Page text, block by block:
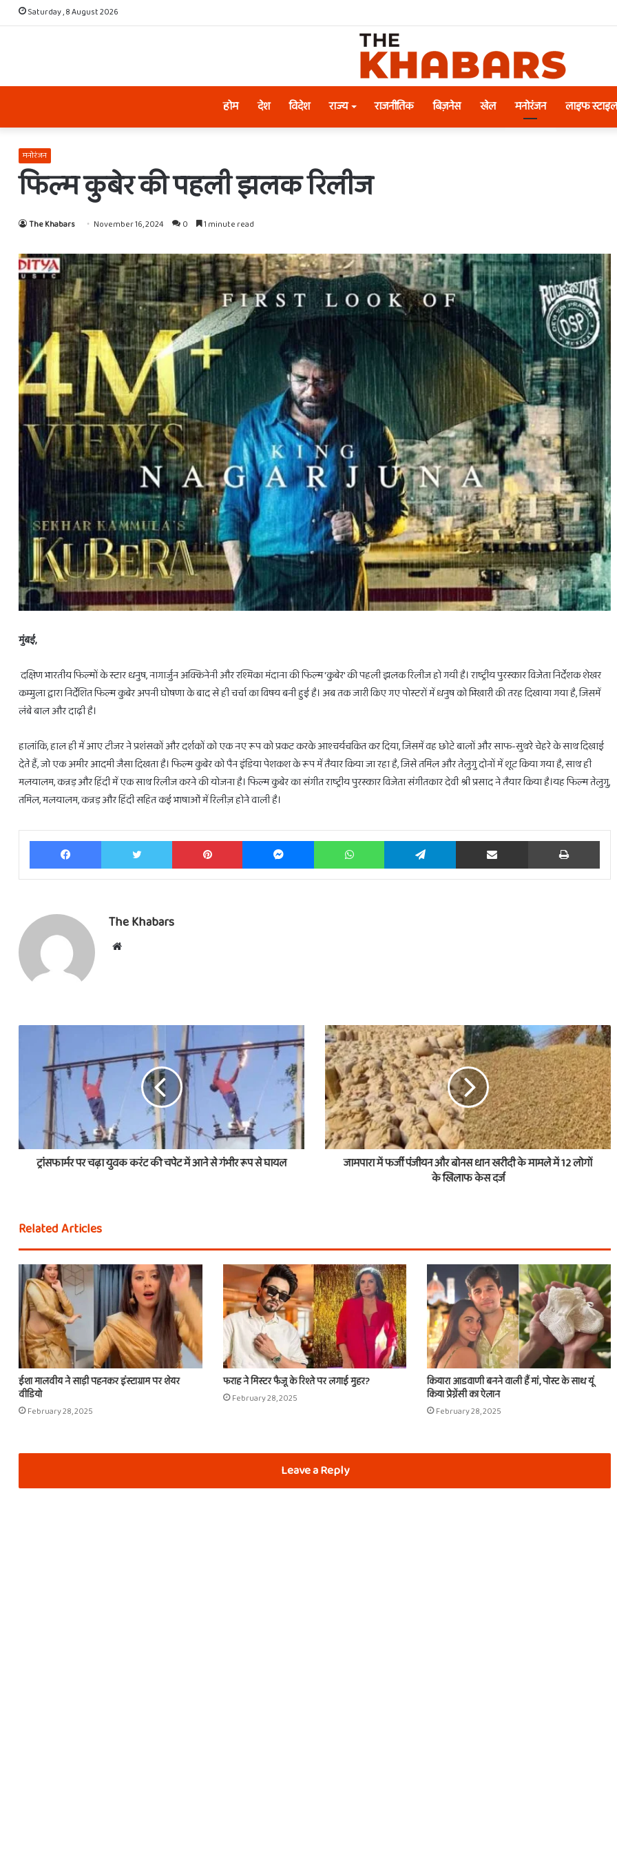
Saturday , 8 August 2026
होम देश विदेश राज्य राजनीतिक बिज़नेस खेल मनोरंजन लाइफ स्टाइल
मनोरंजन
फिल्म कुबेर की पहली झलक रिलीज
The Khabars November 16, 2024 0 1 minute read
मुंबई,
दक्षिण भारतीय फिल्मों के स्टार धनुष, नागार्जुन अक्किनेनी और रश्मिका मंदाना की फिल्म 'कुबेर' की पहली झलक रिलीज हो गयी है। राष्ट्रीय पुरस्कार विजेता निर्देशक शेखर
कम्मुला द्वारा निर्देशित फिल्म कुबेर अपनी घोषणा के बाद से ही चर्चा का विषय बनी हुई है। अब तक जारी किए गए पोस्टरों में धनुष को भिखारी की तरह दिखाया गया है, जिसमें
लंबे बाल और दाढ़ी है।
हालांकि, हाल ही में आए टीजर ने प्रशंसकों और दर्शकों को एक नए रूप को प्रकट करके आश्चर्यचकित कर दिया, जिसमें वह छोटे बालों और साफ-सुथरे चेहरे के साथ दिखाई
देते हैं, जो एक अमीर आदमी जैसा दिखता है। फिल्म कुबेर को पैन इंडिया पेशकश के रूप में तैयार किया जा रहा है, जिसे तमिल और तेलुगु दोनों में शूट किया गया है, साथ ही
मलयालम, कन्नड़ और हिंदी में एक साथ रिलीज करने की योजना है। फिल्म कुबेर का संगीत राष्ट्रीय पुरस्कार विजेता संगीतकार देवी श्री प्रसाद ने तैयार किया है।यह फिल्म तेलुगु,
तमिल, मलयालम, कन्नड़ और हिंदी सहित कई भाषाओं में रिलीज़ होने वाली है।
Facebook Twitter Pinterest Messenger WhatsApp Telegram Share via Email Print
The Khabars
Website
ट्रांसफार्मर पर चढ़ा युवक करंट की चपेट में आने से गंभीर रूप से घायल
जामपारा में फर्जी पंजीयन और बोनस धान खरीदी के मामले में 12 लोगों
के खिलाफ केस दर्ज
Related Articles
ईशा मालवीय ने साड़ी पहनकर इंस्टाग्राम पर शेयर
वीडियो
February 28, 2025
फराह ने मिस्टर फैजू के रिश्ते पर लगाई मुहर?
February 28, 2025
कियारा आडवाणी बनने वाली हैं मां, पोस्ट के साथ यूं
किया प्रेग्नेंसी का ऐलान
February 28, 2025
Leave a Reply
28
3
राशियों
होगा
लाभ
लाभ28 फरवरी से 3 राशियों को होगा लाभ ही लाभ
होलिका
लिए
मिलेगा
सिर्फ
1
ही
समय
होलिका दहन के लिए मिलेगा सिर्फ 1 घंटा का ही समय